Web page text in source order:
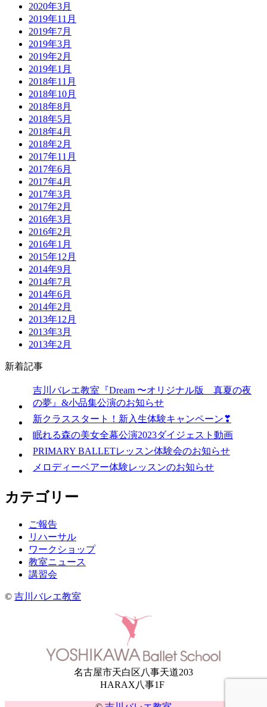
2020年3月
2019年11月
2019年7月
2019年3月
2019年2月
2019年1月
2018年11月
2018年10月
2018年8月
2018年5月
2018年4月
2018年2月
2017年11月
2017年6月
2017年4月
2017年3月
2017年2月
2016年3月
2016年2月
2016年1月
2015年12月
2014年9月
2014年7月
2014年6月
2014年2月
2013年12月
2013年3月
2013年2月
新着記事
吉川バレエ教室『Dream 〜オリジナル版 真夏の夜
の夢』&小品集公演のお知らせ
新クラススタート！新入生体験キャンペーン❣
眠れる森の美女全幕公演2023ダイジェスト動画
PRIMARY BALLETレッスン体験会のお知らせ
メロディーベアー体験レッスンのお知らせ
カテゴリー
ご報告
リハーサル
ワークショップ
教室ニュース
講習会
© 吉川バレエ教室
名古屋市天白区八事天道203
HARAX八事1F